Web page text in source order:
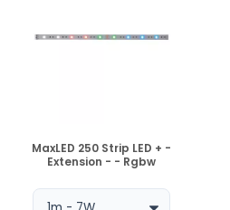
EN STOCK
MaxLED 250 Strip LED + -
Extension - - Rgbw